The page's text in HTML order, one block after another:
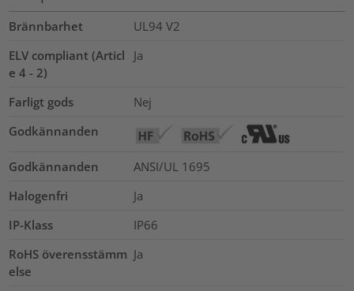
Brännbarhet
UL94 V2
ELV compliant (Articl
e 4 - 2)
Ja
Farligt gods
Nej
Godkännanden
Godkännanden
ANSI/UL 1695
Halogenfri
Ja
IP-Klass
IP66
RoHS överensstämm
else
Ja